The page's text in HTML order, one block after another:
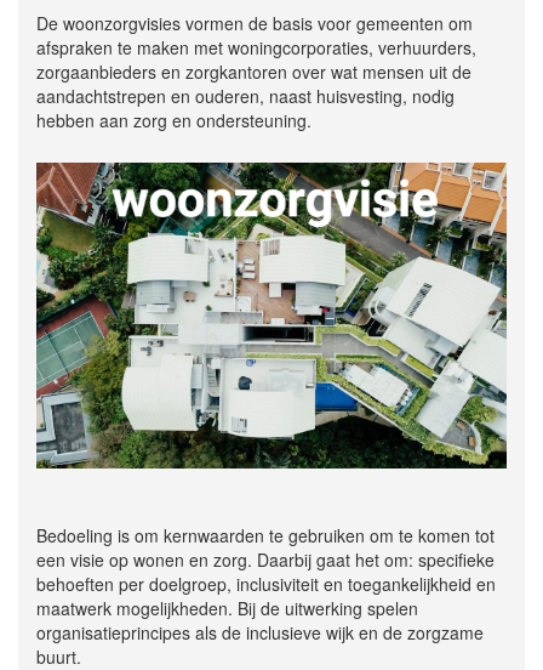
De woonzorgvisies vormen de basis voor gemeenten om
afspraken te maken met woningcorporaties, verhuurders,
zorgaanbieders en zorgkantoren over wat mensen uit de
aandachtstrepen en ouderen, naast huisvesting, nodig
hebben aan zorg en ondersteuning.
Bedoeling is om kernwaarden te gebruiken om te komen tot
een visie op wonen en zorg. Daarbij gaat het om: specifieke
behoeften per doelgroep, inclusiviteit en toegankelijkheid en
maatwerk mogelijkheden. Bij de uitwerking spelen
organisatieprincipes als de inclusieve wijk en de zorgzame
buurt.